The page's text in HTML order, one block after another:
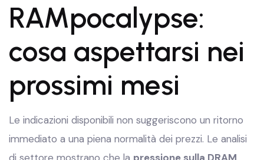
RAMpocalypse:
cosa aspettarsi nei
prossimi mesi
Le indicazioni disponibili non suggeriscono un ritorno
immediato a una piena normalità dei prezzi. Le analisi